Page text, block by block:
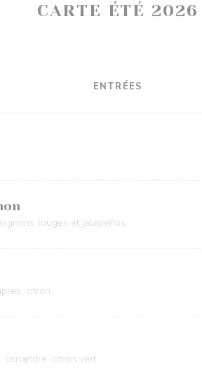
CARTE ÉTÉ 2026
ENTRÉES
rouges et jalapeños
citron
coriandre, citron vert